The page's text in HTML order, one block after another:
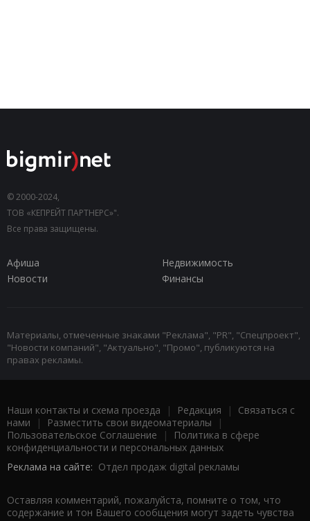
© 2000-2024,
ТОВ «КЕПРЕЙТ ПАРТНЕРС»".
Все права защищены.
Афиша
Недвижимость
Новости
Финансы
Материалы, отмеченные знаками "Реклама", "PR", "Спецпроект",
"Новости компаний", "Актуально", "Промо", публикуются на
правах рекламы.
Наши контакты и схема проезда | Редакция | Связаться с
нами | Разместить свои видеоматериалы |
Пользовательское Соглашение |
Политика в сфере
конфиденциальности и персональных данных
Реклама на сайте: Отдел продаж digital рекламы
Оставляя комментарий, пожалуйста, помните о том, что
содержание и тон Вашего сообщения могут задеть чувства